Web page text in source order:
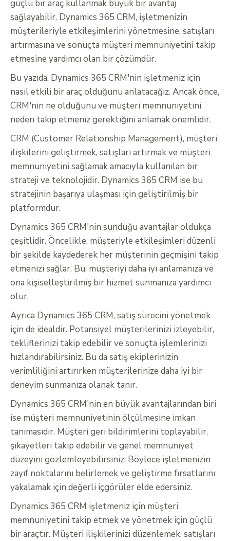
güçlü bir araç kullanmak büyük bir avantaj
sağlayabilir. Dynamics 365 CRM, işletmenizin
müşterileriyle etkileşimlerini yönetmesine, satışları
artırmasına ve sonuçta müşteri memnuniyetini takip
etmesine yardımcı olan bir çözümdür.
Bu yazıda, Dynamics 365 CRM'nin işletmeniz için
nasıl etkili bir araç olduğunu anlatacağız. Ancak önce,
CRM'nin ne olduğunu ve müşteri memnuniyetini
neden takip etmeniz gerektiğini anlamak önemlidir.
CRM (Customer Relationship Management), müşteri
ilişkilerini geliştirmek, satışları artırmak ve müşteri
memnuniyetini sağlamak amacıyla kullanılan bir
strateji ve teknolojidir. Dynamics 365 CRM ise bu
stratejinin başarıya ulaşması için geliştirilmiş bir
platformdur.
Dynamics 365 CRM'nin sunduğu avantajlar oldukça
çeşitlidir. Öncelikle, müşteriyle etkileşimleri düzenli
bir şekilde kaydederek her müşterinin geçmişini takip
etmenizi sağlar. Bu, müşteriyi daha iyi anlamanıza ve
ona kişiselleştirilmiş bir hizmet sunmanıza yardımcı
olur.
Ayrıca Dynamics 365 CRM, satış sürecini yönetmek
için de idealdir. Potansiyel müşterilerinizi izleyebilir,
tekliflerinizi takip edebilir ve sonuçta işlemlerinizi
hızlandırabilirsiniz. Bu da satış ekiplerinizin
verimliliğini artırırken müşterilerinize daha iyi bir
deneyim sunmanıza olanak tanır.
Dynamics 365 CRM'nin en büyük avantajlarından biri
ise müşteri memnuniyetinin ölçülmesine imkan
tanımasıdır. Müşteri geri bildirimlerini toplayabilir,
şikayetleri takip edebilir ve genel memnuniyet
düzeyini gözlemleyebilirsiniz. Böylece işletmenizin
zayıf noktalarını belirlemek ve geliştirme fırsatlarını
yakalamak için değerli içgörüler elde edersiniz.
Dynamics 365 CRM işletmeniz için müşteri
memnuniyetini takip etmek ve yönetmek için güçlü
bir araçtır. Müşteri ilişkilerinizi düzenlemek, satışları